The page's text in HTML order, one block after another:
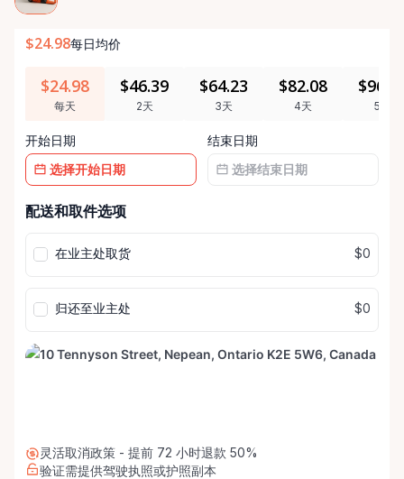
$24.98每日均价
$24.98
每天
$46.39
2天
$64.23
3天
$82.08
4天 5天
开始日期 结束日期
期
入
配送和取件选项
在业主处取货 $0
归还至业主处 $0
灵活取消政策 - 提前 72 小时退款 50%
验证需提供驾驶执照或护照副本